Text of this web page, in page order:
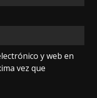
y web en
vez que